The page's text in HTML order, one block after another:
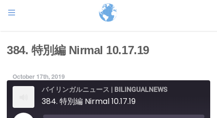
384. 特別編 Nirmal 10.17.19
October 17th, 2019
バイリンガルニュース | BILINGUALNEWS
384. 特別編 Nirmal 10.17.19